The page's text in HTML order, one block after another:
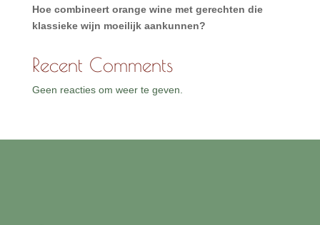
Hoe combineert orange wine met gerechten die
klassieke wijn moeilijk aankunnen?
Recent Comments
Geen reacties om weer te geven.